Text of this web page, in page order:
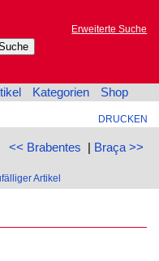
Erweiterte Suche
Kategorien Shop
DRUCKEN
<< Brabentes | Braça >>
Artikel